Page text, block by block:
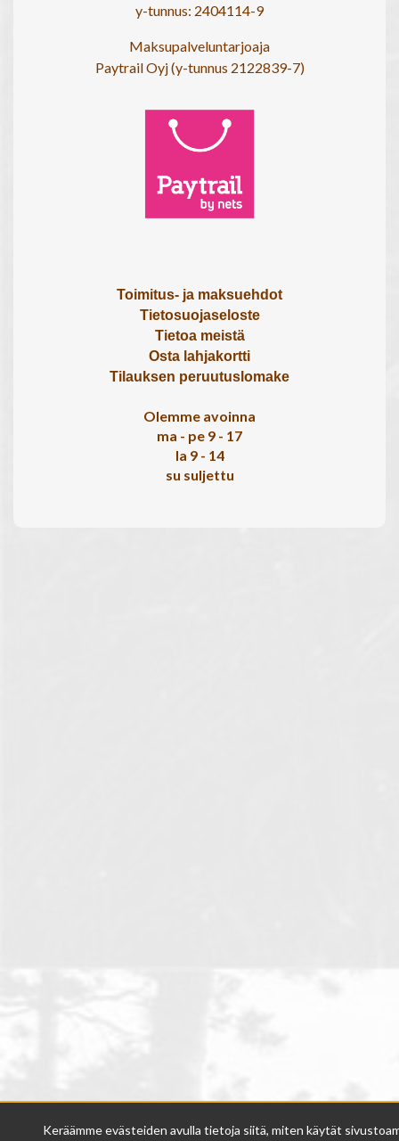
y-tunnus: 2404114-9
Maksupalveluntarjoaja
Paytrail Oyj (y-tunnus 2122839-7)
Toimitus- ja maksuehdot
Tietosuojaseloste
Tietoa meistä
Osta lahjakortti
Tilauksen peruutuslomake
Olemme avoinna
ma - pe 9 - 17
la 9 - 14
su suljettu
Keräämme evästeiden avulla tietoja siitä, miten käytät